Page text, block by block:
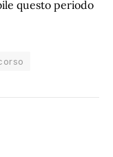
questo periodo